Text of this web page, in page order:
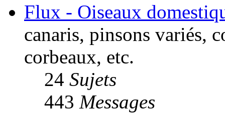
Flux - Oiseaux
canaris, pinsons variés,
corbeaux, etc.
24 Sujets
443 Messages